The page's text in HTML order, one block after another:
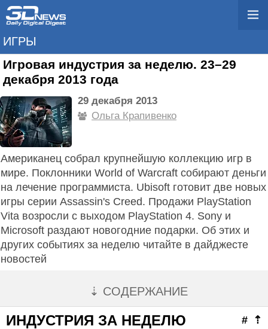
ИГРЫ
Игровая индустрия за неделю. 23–29
декабря 2013 года
29 декабря 2013
Ольга Крапивенко
Американец собрал крупнейшую коллекцию игр в
мире. Поклонники World of Warcraft собирают деньги
на лечение программиста. Ubisoft готовит две новых
игры серии Assassin's Creed. Продажи PlayStation
Vita возросли с выходом PlayStation 4. Sony и
Microsoft раздают новогодние подарки. Об этих и
других событиях за неделю читайте в дайджесте
новостей
⇣ СОДЕРЖАНИЕ
⇡
#
ИНДУСТРИЯ ЗА НЕДЕЛЮ